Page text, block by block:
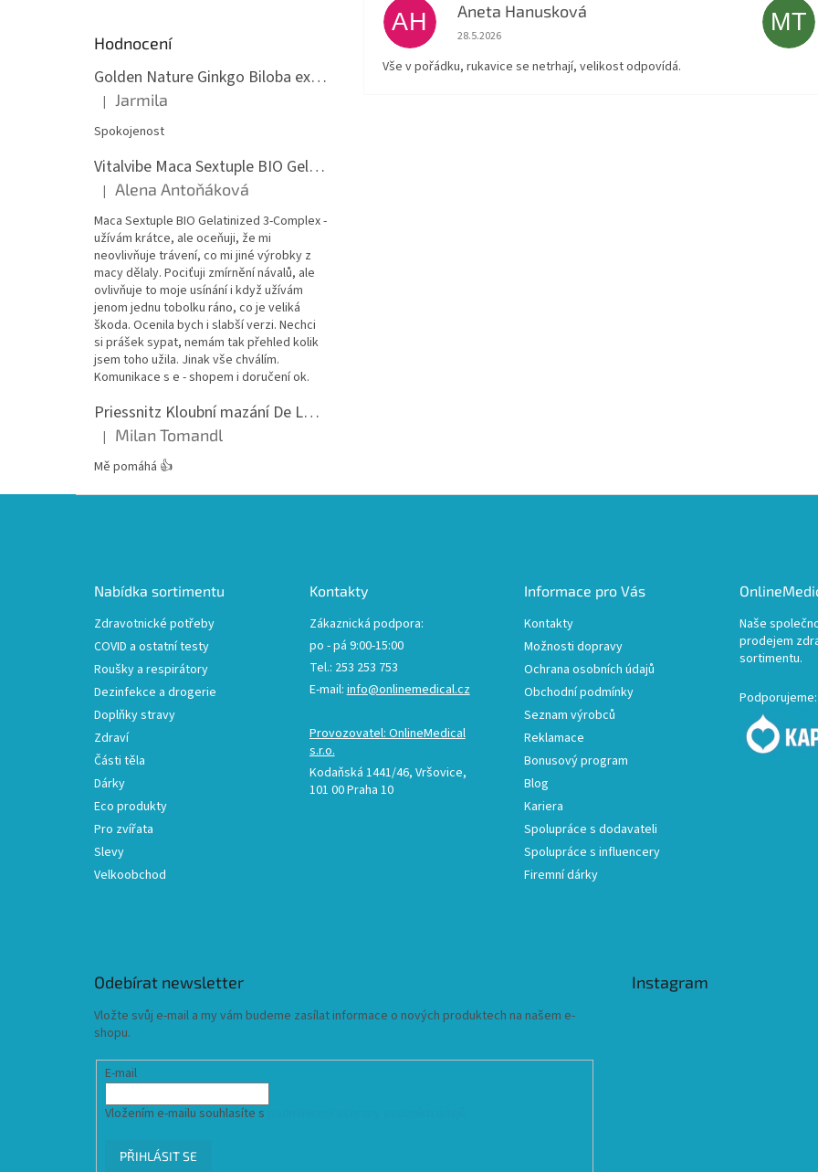
Hodnocení
Golden Nature Ginkgo Biloba extrakt 50:1 60mg, 100 kapslí
Hodnocení produktu je 5 z 5 hvězdiček.
| Jarmila
Spokojenost
Vitalvibe Maca Sextuple BIO Gelatinized 3-Complex, 60 kapslí
Hodnocení produktu je 5 z 5 hvězdiček.
| Alena Antoňáková
Maca Sextuple BIO Gelatinized 3-Complex -
užívám krátce, ale oceňuji, že mi
neovlivňuje trávení, co mi jiné výrobky z
macy dělaly. Pociťuji zmírnění návalů, ale
ovlivňuje to moje usínání i když užívám
jenom jednu tobolku ráno, co je veliká
škoda. Ocenila bych i slabší verzi. Nechci
si prášek sypat, nemám tak přehled kolik
jsem toho užila. Jinak vše chválím.
Komunikace s e - shopem i doručení ok.
Priessnitz Kloubní mazání De Luxe, 200ml
Hodnocení produktu je 5 z 5 hvězdiček.
| Milan Tomandl
Mě pomáhá 👍
AH Aneta Hanusková
Hodnocení obchodu je 5 z 5 hvězdiček.
28.5.2026
Vše v pořádku, rukavice se netrhají, velikost odpovídá.
MT
Nabídka sortimentu
Zdravotnické potřeby
COVID a ostatní testy
Roušky a respirátory
Dezinfekce a drogerie
Doplňky stravy
Zdraví
Části těla
Dárky
Eco produkty
Pro zvířata
Slevy
Velkoobchod
Kontakty
Zákaznická podpora:
po - pá 9:00-15:00
Tel.: 253 253 753
E-mail: info@onlinemedical.cz
Provozovatel: OnlineMedical
s.r.o.
Kodaňská 1441/46, Vršovice,
101 00 Praha 10
Informace pro Vás
Kontakty
Možnosti dopravy
Ochrana osobních údajů
Obchodní podmínky
Seznam výrobců
Reklamace
Bonusový program
Blog
Kariera
Spolupráce s dodavateli
Spolupráce s influencery
Firemní dárky
Naše
prodejem
sortimentu.
Podporujeme:
Odebírat newsletter
Vložte svůj e-mail a my vám budeme zasílat informace o nových produktech na našem e-
shopu.
E-mail
Vložením e-mailu souhlasíte s
PŘIHLÁSIT SE
Instagram